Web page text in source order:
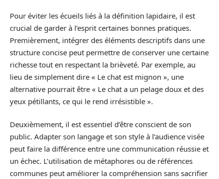
Pour éviter les écueils liés à la définition lapidaire, il est
crucial de garder à l’esprit certaines bonnes pratiques.
Premièrement, intégrer des éléments descriptifs dans une
structure concise peut permettre de conserver une certaine
richesse tout en respectant la brièveté. Par exemple, au
lieu de simplement dire « Le chat est mignon », une
alternative pourrait être « Le chat a un pelage doux et des
yeux pétillants, ce qui le rend irrésistible ».
Deuxièmement, il est essentiel d’être conscient de son
public. Adapter son langage et son style à l’audience visée
peut faire la différence entre une communication réussie et
un échec. L’utilisation de métaphores ou de références
communes peut améliorer la compréhension sans sacrifier